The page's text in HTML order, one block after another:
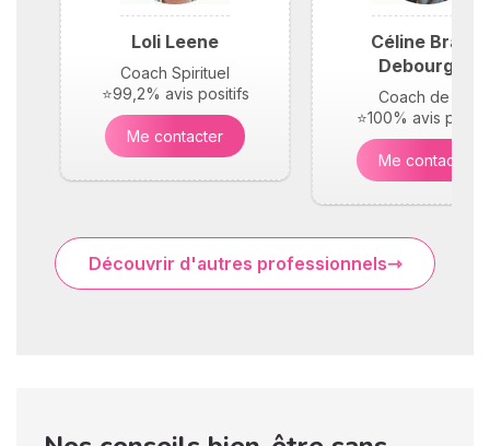
Loli Leene
Coach Spirituel
⭐99,2% avis positifs
Me contacter
Céline Braun
Debourges
Coach de vie
⭐100% avis
Me contacter
Découvrir d'autres professionnels